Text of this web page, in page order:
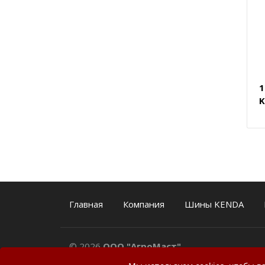
Главная Компания Шины KENDA
© 2026ООО "АгроМаст"